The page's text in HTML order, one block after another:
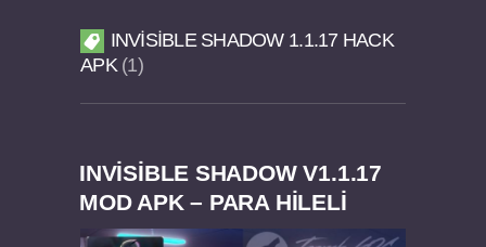
Dream Road Multiplayer v1.4.2 PARA HİLELİ
APK
Felix the Reaper v1.25 FULL APK
INVISIBLE SHADOW 1.1.17 HACK
APK 1
INVISIBLE SHADOW V1.1.17
MOD APK – PARA HİLELİ